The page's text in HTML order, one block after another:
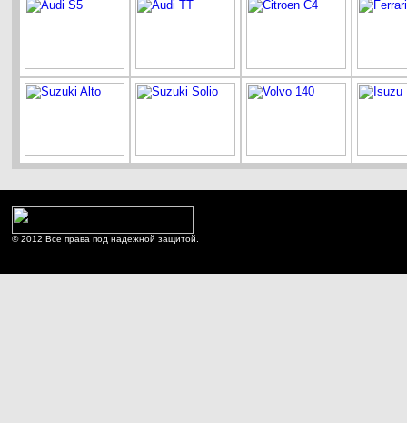
© 2012 Все права под надежной защитой.